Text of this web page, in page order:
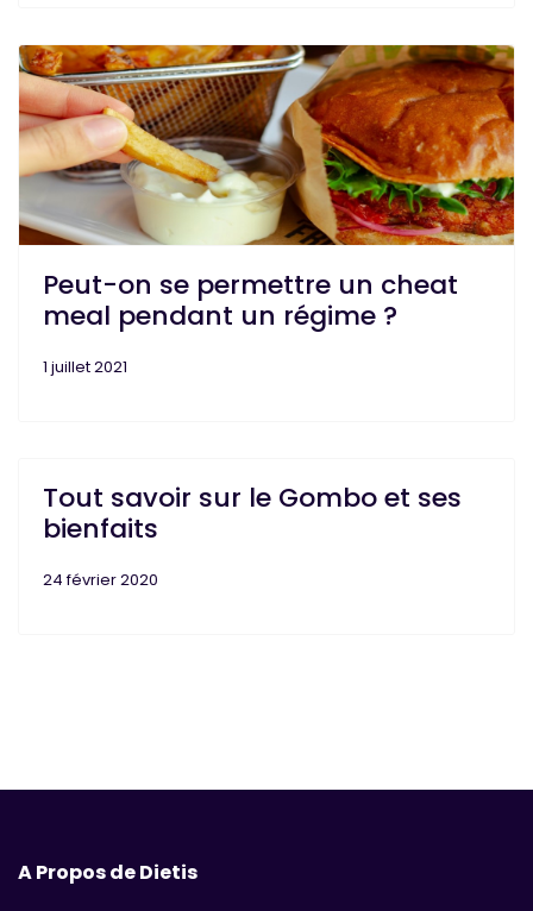
Peut-on se permettre un cheat
meal pendant un régime ?
1 juillet 2021
Tout savoir sur le Gombo et ses
bienfaits
24 février 2020
A Propos de Dietis